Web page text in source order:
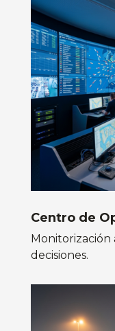
Centro de
Monitorización
decisiones.